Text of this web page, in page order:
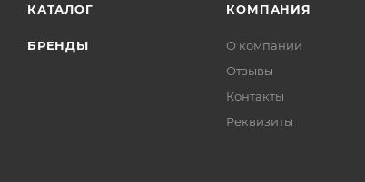
КАТАЛОГ
БРЕНДЫ
КОМПАНИЯ
О компании
Отзывы
Контакты
Реквизиты